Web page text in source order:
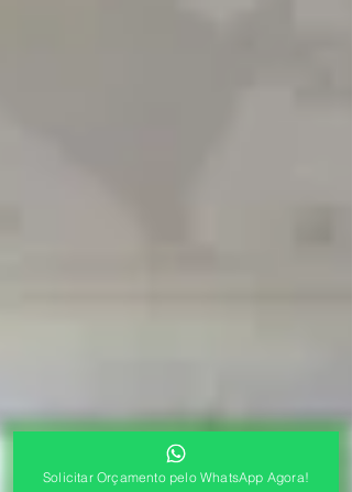
Solicitar Orçamento pelo WhatsApp Agora!